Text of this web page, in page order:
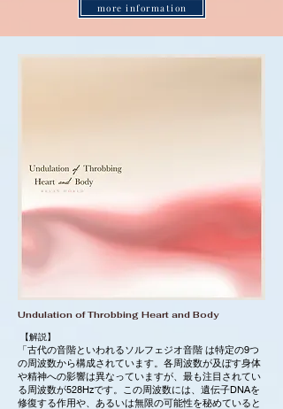
more information
Undulation of Throbbing Heart and Body
【解説】
「古代の音階といわれるソルフェジオ音階 は特定の9つ
の周波数から構成されています。各周波数が及ぼす身体
や精神への影響は異なっていますが、最も注目されてい
る周波数が528Hzです。この周波数には、遺伝子DNAを
修復する作用や、あるいは無限の可能性を秘めていると